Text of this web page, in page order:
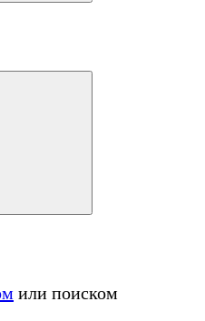
или поиском